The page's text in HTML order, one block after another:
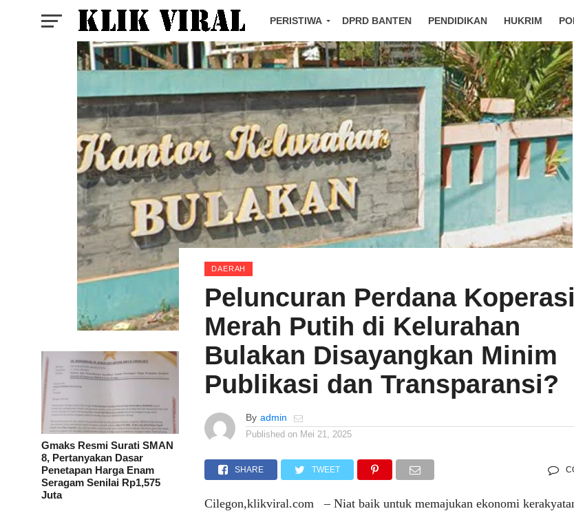
PERISTIWA DPRD BANTEN PENDIDIKAN HUKRIM
Gmaks Resmi Surati SMAN
8, Pertanyakan Dasar
Penetapan Harga Enam
Seragam Senilai Rp1,575
Juta
DAERAH
Peluncuran Perdana Koperasi
Merah Putih di Kelurahan
Bulakan Disayangkan Minim
Publikasi dan Transparansi?
By admin
Published on Mei 21, 2025
SHARE TWEET
Cilegon,klikviral.com – Niat baik untuk memajukan ekonomi